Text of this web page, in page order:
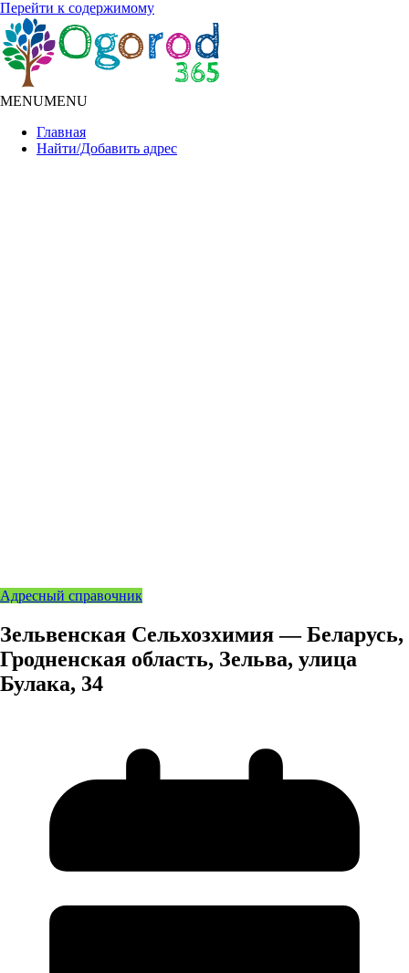
Перейти к содержимому
MENUMENU
Главная
Найти/Добавить адрес
Адресный справочник
Зельвенская Сельхозхимия — Беларусь,
Гродненская область, Зельва, улица
Булака, 34